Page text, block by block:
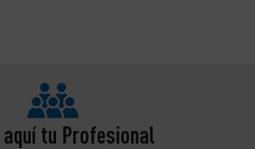
aquí tu Profesional